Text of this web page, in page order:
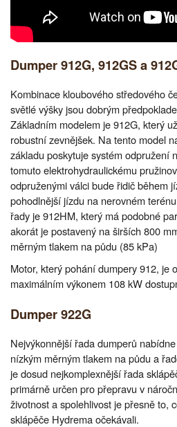
Dumper 912G, 912GS a
Kombinace kloubového středového
světlé výšky jsou dobrým
Základním modelem je 912G, který
robustní zevnějšek. Na tento model
základu poskytuje systém odpružení
tomuto elektrohydraulickému
odpruženými válci bude řidič během
pohodlnější jízdu na nerovném
řady je 912HM, který má podobné
akorát je postavený na širších 800
měrným tlakem na půdu (85 kPa)
Motor, který pohání dumpery 912, je
maximálním výkonem 108 kW
Dumper 922G
Nejvýkonnější řada dumperů
nízkým měrným tlakem na půdu a
je dosud nejkomplexnější řada
primárně určen pro přepravu v
životnost a spolehlivost je přesně to,
sklápěče Hydrema očekávali.